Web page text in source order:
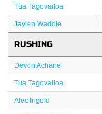
Tua Tagovailoa
Jaylen Waddle
RUSHING
Devon Achane
Tua Tagovailoa
Alec Ingold